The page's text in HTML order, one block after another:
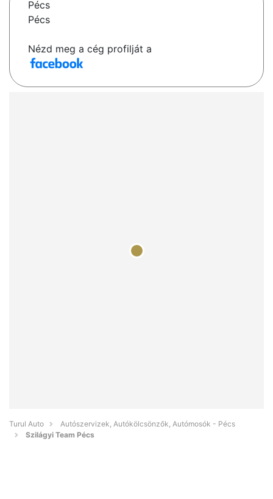
Pécs
Pécs
Nézd meg a cég profilját a
Turul Auto
Autószervizek, Autókölcsönzők, Autómosók - Pécs
Szilágyi Team Pécs